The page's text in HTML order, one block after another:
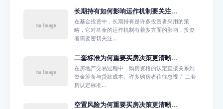
长期持有如何影响运作机制要关注...
在基金投资中，长期持有是许多投资者采用的策
略，它对基金的运作机制有着多方面的影响，投资
者需要密切关注...
二套标准为何重要买房决策更清晰...
在房地产交易过程中，购房资格的认定直接关系到
资金筹备与贷款成本。许多购房者往往忽视了 二套
房认定标准...
空置风险为何重要买房决策更清晰...